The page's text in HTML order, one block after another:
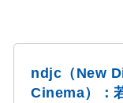
ndjc（New
Cinema）：